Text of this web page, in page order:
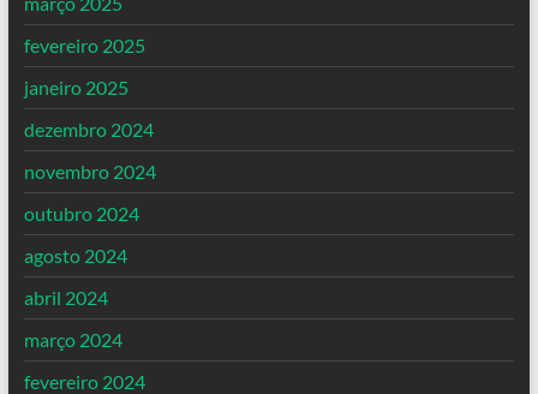
fevereiro 2025
janeiro 2025
dezembro 2024
novembro 2024
outubro 2024
agosto 2024
abril 2024
março 2024
fevereiro 2024